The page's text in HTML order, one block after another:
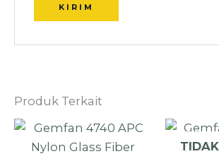
Produk Terkait